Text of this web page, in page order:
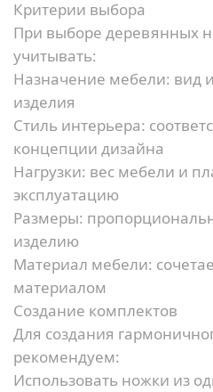
Критерии выбора
При выборе деревянных
учитывать:
Назначение мебели: вид
изделия
Стиль интерьера:
концепции дизайна
Нагрузки: вес мебели и
эксплуатацию
Размеры:
изделию
Материал мебели:
материалом
Создание комплектов
Для создания
рекомендуем:
Использовать ножки из